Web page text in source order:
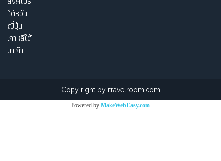
ไต้หวัน
ญี่ปุ่น
เกาหลีใต้
มาเก๊า
Copy right by itravelroom.com
Powered by MakeWebEasy.com